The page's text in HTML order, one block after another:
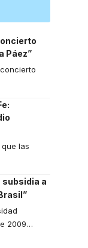
Páez”
las
subsidia a
2009…